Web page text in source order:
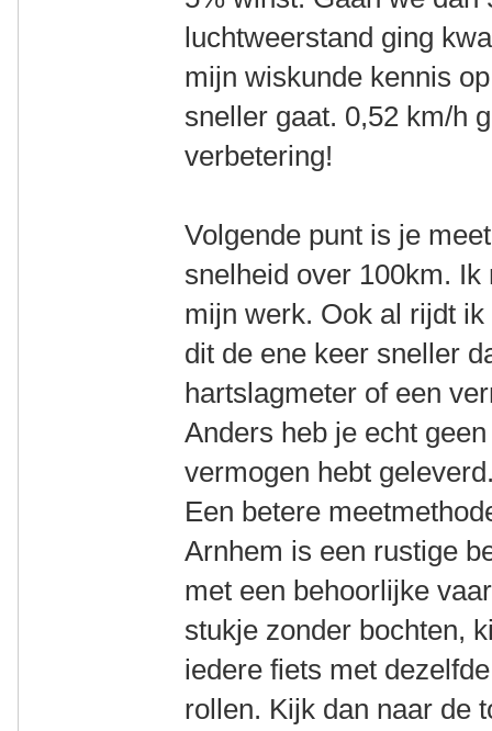
luchtweerstand ging
mijn wiskunde kennis
sneller gaat. 0,52 km/h
verbetering!
Volgende punt is je
snelheid over 100km.
mijn werk. Ook al rijdt
dit de ene keer sneller
hartslagmeter of een
Anders heb je echt
vermogen hebt
Een betere
Arnhem is een rustige
met een behoorlijke
stukje zonder bochten,
iedere fiets met
rollen. Kijk dan naar de